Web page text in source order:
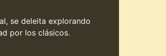
se deleita explorando
por los clásicos.